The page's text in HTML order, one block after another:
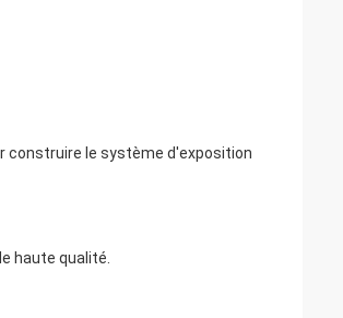
construire le système d'exposition
haute qualité.